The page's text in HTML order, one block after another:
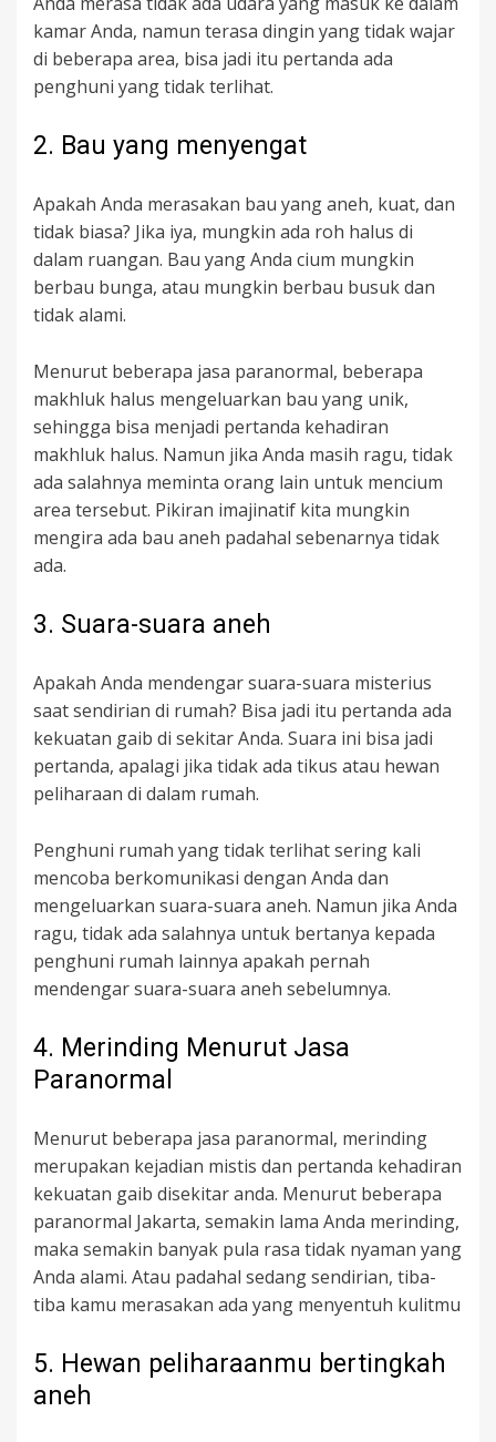
kamar Anda, namun terasa dingin yang tidak wajar
di beberapa area, bisa jadi itu pertanda ada
penghuni yang tidak terlihat.
2. Bau yang menyengat
Apakah Anda merasakan bau yang aneh, kuat, dan
tidak biasa? Jika iya, mungkin ada roh halus di
dalam ruangan. Bau yang Anda cium mungkin
berbau bunga, atau mungkin berbau busuk dan
tidak alami.
Menurut beberapa jasa paranormal, beberapa
makhluk halus mengeluarkan bau yang unik,
sehingga bisa menjadi pertanda kehadiran
makhluk halus. Namun jika Anda masih ragu, tidak
ada salahnya meminta orang lain untuk mencium
area tersebut. Pikiran imajinatif kita mungkin
mengira ada bau aneh padahal sebenarnya tidak
ada.
3. Suara-suara aneh
Apakah Anda mendengar suara-suara misterius
saat sendirian di rumah? Bisa jadi itu pertanda ada
kekuatan gaib di sekitar Anda. Suara ini bisa jadi
pertanda, apalagi jika tidak ada tikus atau hewan
peliharaan di dalam rumah.
Penghuni rumah yang tidak terlihat sering kali
mencoba berkomunikasi dengan Anda dan
mengeluarkan suara-suara aneh. Namun jika Anda
ragu, tidak ada salahnya untuk bertanya kepada
penghuni rumah lainnya apakah pernah
mendengar suara-suara aneh sebelumnya.
4. Merinding Menurut Jasa
Paranormal
Menurut beberapa jasa paranormal, merinding
merupakan kejadian mistis dan pertanda kehadiran
kekuatan gaib disekitar anda. Menurut beberapa
paranormal Jakarta, semakin lama Anda merinding,
maka semakin banyak pula rasa tidak nyaman yang
Anda alami. Atau padahal sedang sendirian, tiba-
tiba kamu merasakan ada yang menyentuh kulitmu
5. Hewan peliharaanmu bertingkah
aneh